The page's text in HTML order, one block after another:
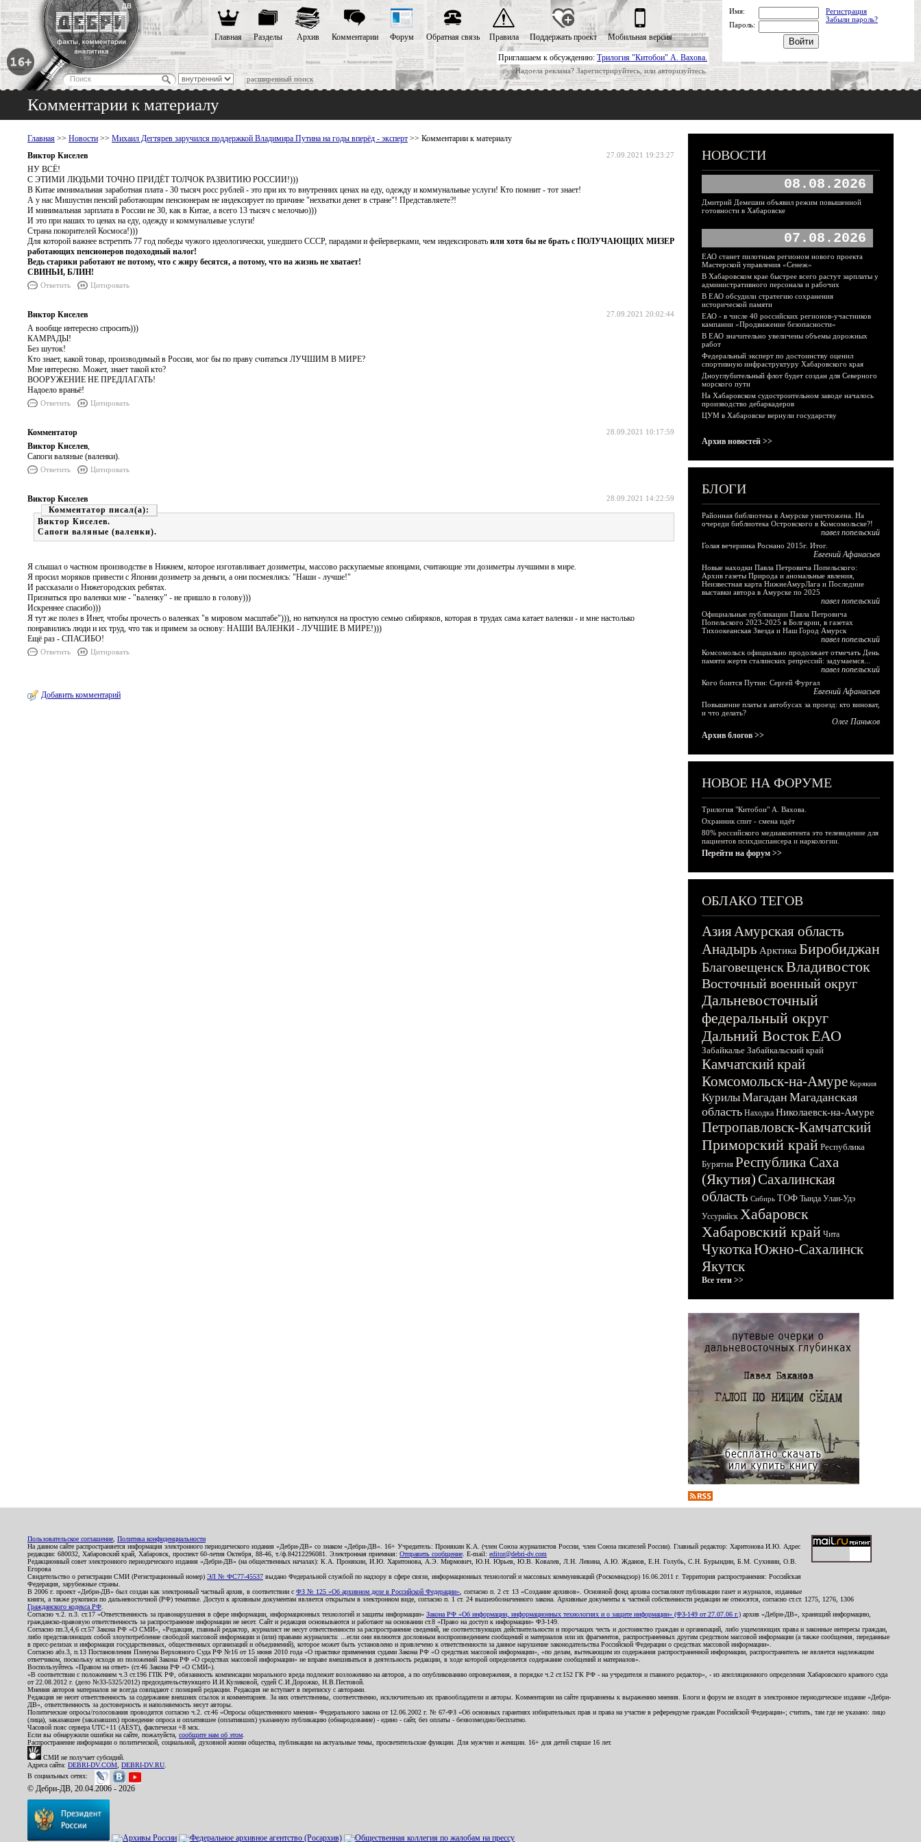
Приглашаем к обсуждению: Трилогия "Китобои" А. Вахова.
Надоела реклама? Зарегистрируйтесь, или авторизуйтесь.
расширенный поиск
Главная Разделы Архив Комментарии Форум Обратная связь Правила Поддержать проект Мобильная версия
Имя:
Регистрация
Забыли пароль?
Пароль:
Комментарии к материалу
Главная >> Новости >> Михаил Дегтярев заручился поддержкой Владимира Путина на годы вперёд - эксперт >> Комментарии к материалу
27.09.2021 19:23:27
Виктор Киселев
НУ ВСЁ!
С ЭТИМИ ЛЮДЬМИ ТОЧНО ПРИДЁТ ТОЛЧОК РАЗВИТИЮ РОССИИ!)))
В Китае имнимальная заработная плата - 30 тысяч росс рублей - это при их то внутренних ценах на еду, одежду и коммунальные услуги! Кто помнит - тот знает!
А у нас Мишустин пенсий работающим пенсионерам не индексирует по причине "нехватки денег в стране"! Представляете?!
И минимальная зарплата в России не 30, как в Китае, а всего 13 тысяч с мелочью)))
И это при наших то ценах на еду, одежду и коммунальные услуги!
Страна покорителей Космоса!)))
Для которой важнее встретить 77 год победы чужого идеологически, ушедшего СССР, парадами и фейерверками, чем индексировать или хотя бы не брать с ПОЛУЧАЮЩИХ МИЗЕР
работающих пенсионеров подоходный налог!
Ведь старики работают не потому, что с жиру бесятся, а потому, что на жизнь не хватает!
СВИНЬИ, БЛИН!
Ответить Цитировать
27.09.2021 20:02:44
Виктор Киселев
А вообще интересно спросить)))
КАМРАДЫ!
Без шуток!
Кто знает, какой товар, производимый в России, мог бы по праву считаться ЛУЧШИМ В МИРЕ?
Мне интересно. Может, знает такой кто?
ВООРУЖЕНИЕ НЕ ПРЕДЛАГАТЬ!
Надоело враньё!
Ответить Цитировать
28.09.2021 10:17:59
Комментатор
Виктор Киселев,
Сапоги валяные (валенки).
Ответить Цитировать
28.09.2021 14:22:59
Виктор Киселев
Комментатор
Виктор Киселев.
Сапоги валяные (валенки).
Я слышал о частном производстве в Нижнем, которое изготавливает дозиметры, массово раскупаемые японцами, считающие эти дозиметры лучшими в мире.
Я просил моряков привести с Японии дозиметр за деньги, а они посмеялись: "Наши - лучше!"
И рассказали о Нижегородских ребятах.
Признаться про валенки мне - "валенку" - не пришло в голову)))
Искреннее спасибо)))
Я тут же полез в Инет, чтобы прочесть о валенках "в мировом масштабе"))), но наткнулся на простую семью сибиряков, которая в трудах сама катает валенки - и мне настолько
понравились люди и их труд, что так и примем за основу: НАШИ ВАЛЕНКИ - ЛУЧШИЕ В МИРЕ!)))
Ещё раз - СПАСИБО!
Ответить Цитировать
Добавить комментарий
НОВОСТИ
08.08.2026
Дмитрий Демешин объявил режим повышенной
готовности в Хабаровске
07.08.2026
ЕАО станет пилотным регионом нового проекта
Мастерской управления «Сенеж»
В Хабаровском крае быстрее всего растут зарплаты у
административного персонала и рабочих
В ЕАО обсудили стратегию сохранения
исторической памяти
ЕАО - в числе 40 российских регионов-участников
кампании «Продвижение безопасности»
В ЕАО значительно увеличены объемы дорожных
работ
Федеральный эксперт по достоинству оценил
спортивную инфраструктуру Хабаровского края
Дноуглубительный флот будет создан для Северного
морского пути
На Хабаровском судостроительном заводе началось
производство дебаркадеров
ЦУМ в Хабаровске вернули государству
Архив новостей >>
БЛОГИ
Районная библиотека в Амурске уничтожена. На
очереди библиотека Островского в Комсомольске?!
павел попельский
Голая вечеринка Роснано 2015г. Итог.
Евгений Афанасьев
Новые находки Павла Петровича Попельского:
Архив газеты Природа и аномальные явления,
Неизвестная карта НижнеАмурЛага и Последние
выставки автора в Амурске по 2025
павел попельский
Официальные публикации Павла Петровича
Попельского 2023-2025 в Болгарии, в газетах
Тихоокеанская Звезда и Наш Город Амурск
павел попельский
Комсомольск официально продолжает отмечать День
памяти жертв сталинских репрессий: задумаемся...
павел попельский
Кого боится Путин: Сергей Фургал
Евгений Афанасьев
Повышение платы в автобусах за проезд: кто виноват,
и что делать?
Олег Паньков
Архив блогов >>
НОВОЕ НА ФОРУМЕ
Трилогия "Китобои" А. Вахова.
Охранник спит - смена идёт
80% российского медиаконтента это телевидение для
пациентов психдиспансера и наркологии.
Перейти на форум >>
ОБЛАКО ТЕГОВ
АзияАмурская область
Анадырь Арктика Биробиджан
БлаговещенскВладивосток
Восточный военный округ
Дальневосточный
федеральный округ
Дальний ВостокЕАО
Забайкалье Забайкальский край
Камчатский край
Комсомольск-на-Амуре Корякия
КурилыМагадан Магаданская
область Находка Николаевск-на-Амуре
Петропавловск-Камчатский
Приморский край Республика
Бурятия Республика Саха
(Якутия)Сахалинская
область Сибирь ТОФ Тында Улан-Удэ
Уссурийск Хабаровск
Хабаровский край Чита
ЧукоткаЮжно-Сахалинск
Якутск
Все теги >>
Пользовательское соглашение Политика конфиденциальности
На данном сайте распространяется информация электронного периодического издания «Дебри-ДВ» со знаком «Дебри-ДВ». 16+ Учредитель: Пронякин К.А. (член Союза журналистов России, член Союза писателей России). Главный редактор: Харитонова И.Ю. Адрес
редакции: 680032, Хабаровский край, Хабаровск, проспект 60-летия Октября, 88-46, т./ф.84212296081. Электронная приемная: Отправить сообщение . E-mail: editor@debri-dv.com
Редакционный совет электронного периодического издания «Дебри-ДВ» (на общественных началах): К.А. Пронякин, И.Ю. Харитонова, А.Э. Мирмович, Ю.Н. Юрьев, Ю.В. Ковалев, Л.Н. Левина, А.Ю. Жданов, Е.Н. Голубь, С.Н. Бурындин, Б.М. Сухинин, О.В.
Егорова
Свидетельство о регистрации СМИ (Регистрационный номер) ЭЛ № ФС77-45537 выдано Федеральной службой по надзору в сфере связи, информационных технологий и массовых коммуникаций (Роскомнадзор) 16.06.2011 г. Территория распространения: Российская
Федерация, зарубежные страны.
В 2006 г. проект «Дебри-ДВ» был создан как электронный частный архив, в соответствии с ФЗ № 125 «Об архивном деле в Российской Федерации» , согласно п. 2 ст. 13 «Создание архивов». Основной фонд архива составляют публикации газет и журналов, изданные
книги, а также рукописи по дальневосточной (РФ) тематике. Доступ к архивным документам является открытым в электронном виде, согласно п. 1 ст. 24 вышеобозначенного закона. Архивные документы к частной собственности редакции не относятся, согласно ст.ст. 1275, 1276, 1306
Гражданского кодекса РФ
Согласно ч.2. п.3. ст.17 «Ответственность за правонарушения в сфере информации, информационных технологий и защиты информации» Закона РФ «Об информации, информационных технологиях и о защите информации» (ФЗ-149 от 27.07.06 г.) архив «Дебри-ДВ», хранящий информацию,
гражданско-правовую ответственность за распространение информации не несет. Сайт и редакция основываются и работают на основании ст.8 «Право на доступ к информации» ФЗ-149.
Согласно пп.3,4,6 ст.57 Закона РФ «О СМИ», «Редакция, главный редактор, журналист не несут ответственности за распространение сведений, не соответствующих действительности и порочащих честь и достоинство граждан и организаций, либо ущемляющих права и законные интересы граждан,
либо представляющих собой злоупотребление свободой массовой информации и (или) правами журналиста: ...если они являются дословным воспроизведением сообщений и материалов или их фрагментов, распространенных другим средством массовой информации (а также сообщения, переданные
в пресс-релизах и информация государственных, общественных организаций и объединений), которое может быть установлено и привлечено к ответственности за данное нарушение законодательства Российской Федерации о средствах массовой информации».
Согласно абз.3, п.13 Постановления Пленума Верховного Суда РФ №16 от 15 июня 2010 года «О практике применения судами Закона РФ «О средствах массовой информации», «по делам, вытекающим из содержания распространенной информации, распространитель не является надлежащим
ответчиком, поскольку исходя из положений Закона РФ «О средствах массовой информации» не вправе вмешиваться в деятельность редакции, в ходе которой определяется содержание сообщений и материалов».
Воспользуйтесь «Правом на ответ» (ст.46 Закона РФ «О СМИ»).
«В соответствии с положением ч.3 ст.196 ГПК РФ, обязанность компенсации морального вреда подлежит возложению на авторов, а по опубликованию опровержения, в порядке ч.2 ст.152 ГК РФ - на учредителя и главного редактор», - из апелляционного определения Хабаровского краевого суда
от 22.08.2012 г. (дело №33-5325/2012) председательствующего И.И.Куликовой, судей С.И.Дорожко, Н.В.Пестовой.
Мнения авторов материалов не всегда совпадают с позицией редакции. Редакция не вступает в переписку с авторами.
Редакция не несет ответственность за содержание внешних ссылок и комментариев. За них ответственны, соответственно, исключительно их правообладатели и авторы. Комментарии на сайте приравнены к выражению мнения. Блоги и форум не входят в электронное периодическое издание «Дебри-
ДВ», ответственность за достоверность и наполняемость несут авторы.
Политические опросы/голосования проводятся согласно ч.2. ст.46 «Опросы общественного мнения» Федерального закона от 12.06.2002 г. № 67-ФЗ «Об основных гарантиях избирательных прав и права на участие в референдуме граждан Российской Федерации»; считать, там где не указано: лицо
(лица), заказавшее (заказавших) проведение опроса и оплатившее (оплативших) указанную публикацию (обнародование) - едино - сайт, без оплаты - безвозмездно/бесплатно.
Часовой пояс сервера UTC+11 (AEST), фактически +8 мск.
Если вы обнаружили ошибки на сайте, пожалуйста, сообщите нам об этом
Распространение информации о политической, социальной, духовной жизни общества, публикации на актуальные темы, просветительские функции. Для мужчин и женщин. 16+ для детей старше 16 лет.
СМИ не получает субсидий.
Адреса сайта: DEBRI-DV.COM DEBRI-DV.RU
В социальных сетях:
© Дебри-ДВ, 20.04.2006 - 2026